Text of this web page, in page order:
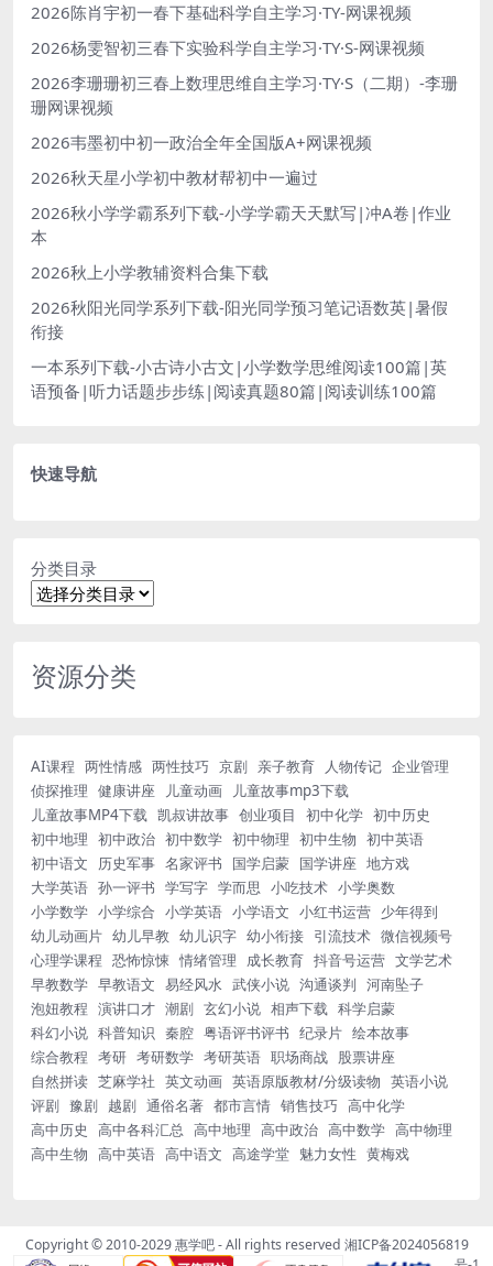
2026陈肖宇初一春下基础科学自主学习·TY-网课视频
2026杨雯智初三春下实验科学自主学习·TY·S-网课视频
2026李珊珊初三春上数理思维自主学习·TY·S（二期）-李珊
珊网课视频
2026韦墨初中初一政治全年全国版A+网课视频
2026秋天星小学初中教材帮初中一遍过
2026秋小学学霸系列下载-小学学霸天天默写|冲A卷|作业
本
2026秋上小学教辅资料合集下载
2026秋阳光同学系列下载-阳光同学预习笔记语数英|暑假
衔接
一本系列下载-小古诗小古文|小学数学思维阅读100篇|英
语预备|听力话题步步练|阅读真题80篇|阅读训练100篇
快速导航
分类目录
资源分类
AI课程 两性情感 两性技巧 京剧 亲子教育 人物传记 企业管理
侦探推理 健康讲座 儿童动画
儿童故事mp3下载
儿童故事MP4下载 凯叔讲故事 创业项目 初中化学 初中历史
初中地理 初中政治 初中数学 初中物理 初中生物 初中英语
初中语文
历史军事 名家评书 国学启蒙 国学讲座 地方戏
大学英语 孙一评书 学写字 学而思 小吃技术 小学奥数
小学数学 小学综合 小学英语 小学语文 小红书运营 少年得到
幼儿动画片 幼儿早教 幼儿识字 幼小衔接 引流技术 微信视频号
心理学课程 恐怖惊悚 情绪管理 成长教育 抖音号运营 文学艺术
早教数学 早教语文 易经风水 武侠小说 沟通谈判 河南坠子
泡妞教程 演讲口才 潮剧 玄幻小说 相声下载 科学启蒙
科幻小说 科普知识 秦腔 粤语评书评书 纪录片 绘本故事
综合教程 考研 考研数学 考研英语 职场商战 股票讲座
自然拼读 芝麻学社 英文动画 英语原版教材/分级读物 英语小说
评剧 豫剧 越剧 通俗名著 都市言情 销售技巧 高中化学
高中历史
高中各科汇总 高中地理 高中政治 高中数学 高中物理
高中生物 高中英语 高中语文 高途学堂 魅力女性 黄梅戏
Copyright © 2010-2029惠学吧- All rights reserved 湘ICP备2024056819